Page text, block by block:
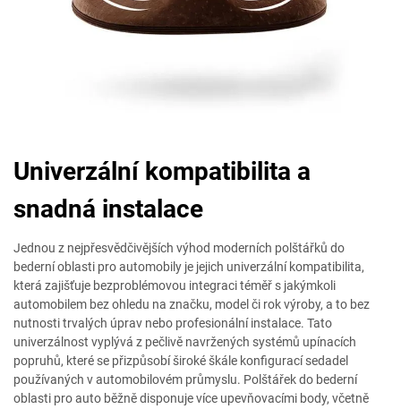
Univerzální kompatibilita a
snadná instalace
Jednou z nejpřesvědčivějších výhod moderních polštářků do
bederní oblasti pro automobily je jejich univerzální kompatibilita,
která zajišťuje bezproblémovou integraci téměř s jakýmkoli
automobilem bez ohledu na značku, model či rok výroby, a to bez
nutnosti trvalých úprav nebo profesionální instalace. Tato
univerzálnost vyplývá z pečlivě navržených systémů upínacích
popruhů, které se přizpůsobí široké škále konfigurací sedadel
používaných v automobilovém průmyslu. Polštářek do bederní
oblasti pro auto běžně disponuje více upevňovacími body, včetně